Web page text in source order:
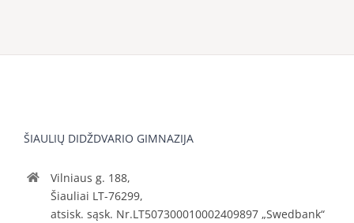
ŠIAULIŲ DIDŽDVARIO GIMNAZIJA
Vilniaus g. 188,
Šiauliai LT-76299,
atsisk. sąsk. Nr.LT507300010002409897 „Swedbank“